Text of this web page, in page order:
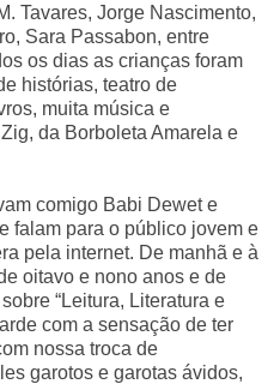
Tavares, Jorge Nascimento,
Sara Passabon, entre
os dias as crianças foram
histórias, teatro de
muita música e
da Borboleta Amarela e
comigo Babi Dewet e
falam para o público jovem e
pela internet. De manhã e à
oitavo e nono anos e de
“Leitura, Literatura e
com a sensação de ter
nossa troca de
garotos e garotas ávidos,